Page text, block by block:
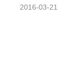
2016-03-21